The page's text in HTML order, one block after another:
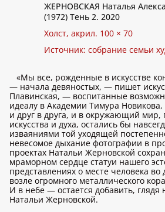
ЖЕРНОВСКАЯ Наталья
(1972) Тень 2. 2020
Холст, акрил. 100 × 70
Источник: собрание семьи
«Мы все, рожденные в искусстве
— начала девяностых, — пишет
Плавинская, — воспитанные
идеалу в Академии Тимура
и друг в друга, и в окружающий
искусства и духа, остались бы
изваяниями той уходящей
невесомое дыхание фотографии в
проектах Натальи Жерновской
мраморном сердце статуи нашего
представлениях о месте человека во
возле огромного металлического
И в небе — остается добавить, глядя
Натальи Жерновской.